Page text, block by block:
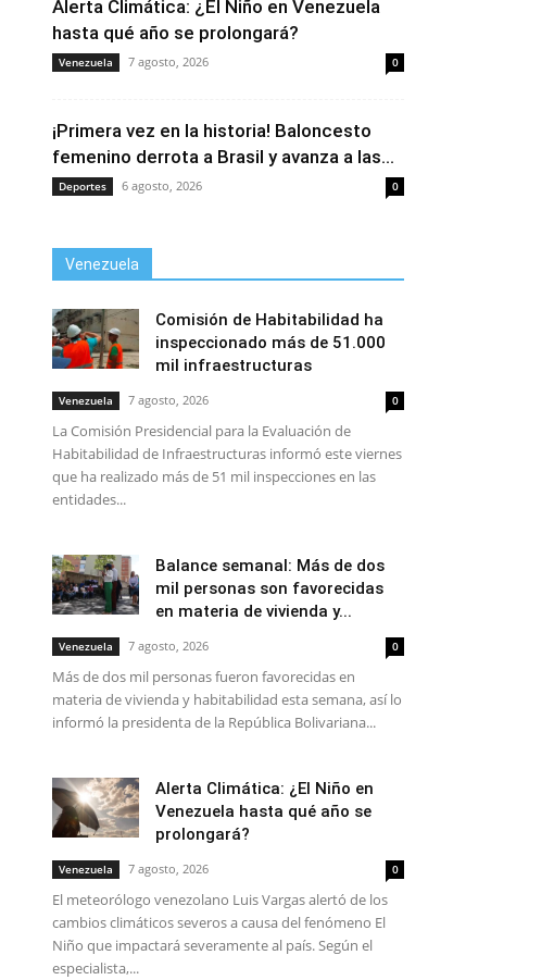
Alerta Climática: ¿El Niño en Venezuela
hasta qué año se prolongará?
Venezuela 7 agosto, 2026 0
¡Primera vez en la historia! Baloncesto
femenino derrota a Brasil y avanza a las...
Deportes 6 agosto, 2026 0
Venezuela
Comisión de Habitabilidad ha
inspeccionado más de 51.000
mil infraestructuras
Venezuela 7 agosto, 2026 0
La Comisión Presidencial para la Evaluación de
Habitabilidad de Infraestructuras informó este viernes
que ha realizado más de 51 mil inspecciones en las
entidades...
Balance semanal: Más de dos
mil personas son favorecidas
en materia de vivienda y...
Venezuela 7 agosto, 2026 0
Más de dos mil personas fueron favorecidas en
materia de vivienda y habitabilidad esta semana, así lo
informó la presidenta de la República Bolivariana...
Alerta Climática: ¿El Niño en
Venezuela hasta qué año se
prolongará?
Venezuela 7 agosto, 2026 0
El meteorólogo venezolano Luis Vargas alertó de los
cambios climáticos severos a causa del fenómeno El
Niño que impactará severamente al país. Según el
especialista,...